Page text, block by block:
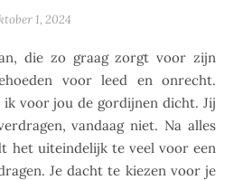
1, 2024
voor leed en onrecht.
ik voor jou de gordijnen dicht. Jij
vandaag niet. Na alles
het uiteindelijk te veel voor een
Je dacht te kiezen voor je